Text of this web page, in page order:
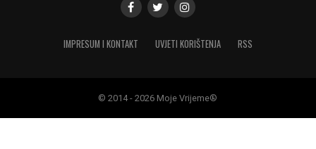
IMPRESUM I KONTAKT UVJETI KORIŠTENJA RSS
© 2014 - 2026 Moje Vrijeme®